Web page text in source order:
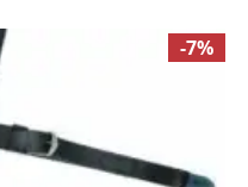
-7%